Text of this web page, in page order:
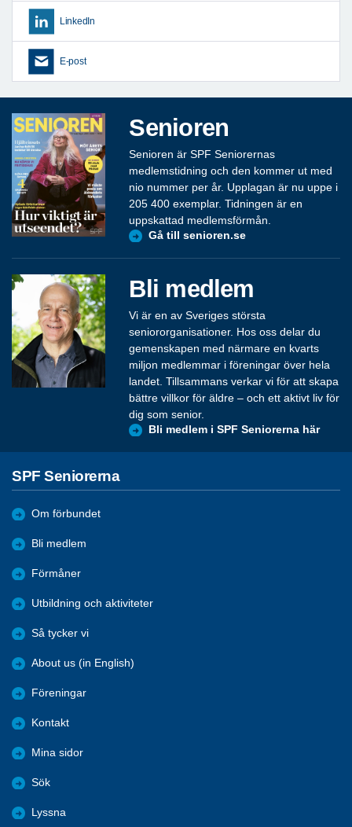
LinkedIn
E-post
Senioren
Senioren är SPF Seniorernas
medlemstidning och den kommer ut med
nio nummer per år. Upplagan är nu uppe i
205 400 exemplar. Tidningen är en
uppskattad medlemsförmån.
Gå till senioren.se
Bli medlem
Vi är en av Sveriges största
seniororganisationer. Hos oss delar du
gemenskapen med närmare en kvarts
miljon medlemmar i föreningar över hela
landet. Tillsammans verkar vi för att skapa
bättre villkor för äldre – och ett aktivt liv för
dig som senior.
Bli medlem i SPF Seniorerna här
SPF Seniorerna
Om förbundet
Bli medlem
Förmåner
Utbildning och aktiviteter
Så tycker vi
About us (in English)
Föreningar
Kontakt
Mina sidor
Sök
Lyssna